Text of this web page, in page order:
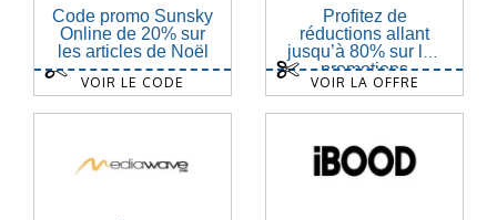
Code promo Sunsky
Online de 20% sur
les articles de Noël
VOIR LE CODE
Profitez de
réductions allant
jusqu’à 80% sur les
promotions
VOIR LA OFFRE